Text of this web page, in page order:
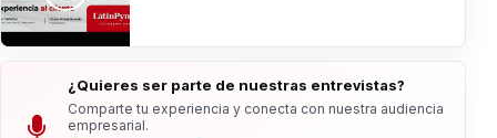
¿Quieres ser parte de nuestras entrevistas?
Comparte tu experiencia y conecta con nuestra audiencia
empresarial.